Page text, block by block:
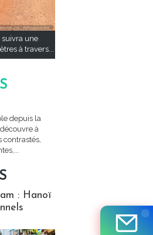
suivra une
à travers...
depuis la
à
contrastés,
: Hanoï